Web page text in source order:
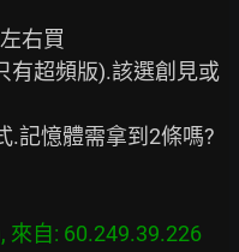
右買
有超頻版).該選創見或
.記憶體需拿到2條嗎?
來自: 60.249.39.226